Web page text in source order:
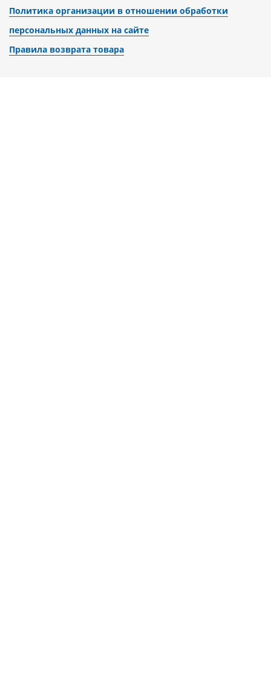
Политика организации в отношении обработки
персональных данных на сайте
Правила возврата товара